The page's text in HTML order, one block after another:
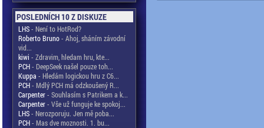
POSLEDNÍCH 10 Z DISKUZE
LHS- Není to HotRod?
Roberto Bruno- Ahoj, sháním závodní
vid...
kiwi - Zdravim, hledam hru, kte...
PCH- DeepSeek našel pouze toh...
Kuppa - Hledám logickou hru z C6...
PCH- Mdlý PCH má odzkoušený R...
Carpenter- Souhlasím s Patrikem a k...
Carpenter- Vše už funguje ke spokoj...
LHS- Nerozporuju. Jen mě poba...
PCH- Mas dve moznosti. 1. bu...